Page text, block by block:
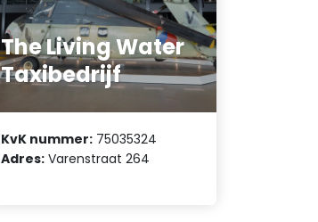
The Living Water
Taxibedrijf
KvK nummer: 75035324
Adres: Varenstraat 264